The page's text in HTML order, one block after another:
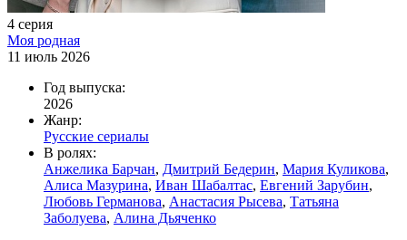
4 серия
Моя родная
11 июль 2026
Год выпуска:
2026
Жанр:
Русские сериалы
В ролях:
Анжелика Барчан, Дмитрий Бедерин, Мария Куликова,
Алиса Мазурина, Иван Шабалтас, Евгений Зарубин,
Любовь Германова, Анастасия Рысева, Татьяна
Заболуева, Алина Дьяченко